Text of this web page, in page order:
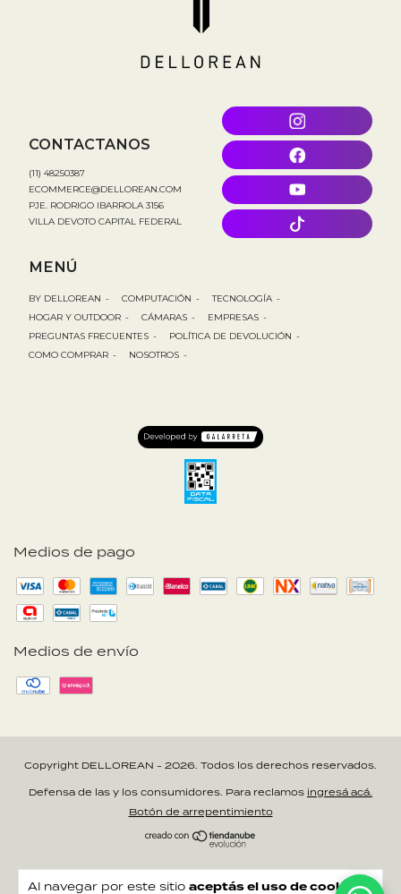
Al navegar por este sitio aceptás el uso de cookies
Medios de pago
Medios de envío
CONTACTANOS
(11) 48250387
ECOMMERCE@DELLOREAN.COM
PJE. RODRIGO IBARROLA 3156
VILLA DEVOTO CAPITAL FEDERAL
MENÚ
BY DELLOREAN - COMPUTACIÓN - TECNOLOGÍA -
HOGAR Y OUTDOOR - CÁMARAS - EMPRESAS -
PREGUNTAS FRECUENTES - POLÍTICA DE DEVOLUCIÓN -
COMO COMPRAR - NOSOTROS -
Copyright DELLOREAN - 2026. Todos los derechos reservados.
Defensa de las y los consumidores. Para reclamos ingresá acá.
Botón de arrepentimiento